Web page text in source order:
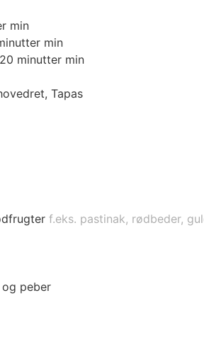
min
min
20 minutter min
Tapas
f.eks. pastinak, rødbeder,
peber